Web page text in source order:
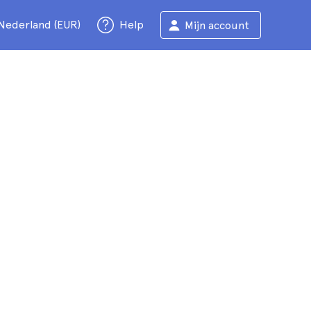
(EUR) Help Mijn account